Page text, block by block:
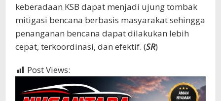
keberadaan KSB dapat menjadi ujung tombak
mitigasi bencana berbasis masyarakat sehingga
penanganan bencana dapat dilakukan lebih
cepat, terkoordinasi, dan efektif. (SR)
Post Views: